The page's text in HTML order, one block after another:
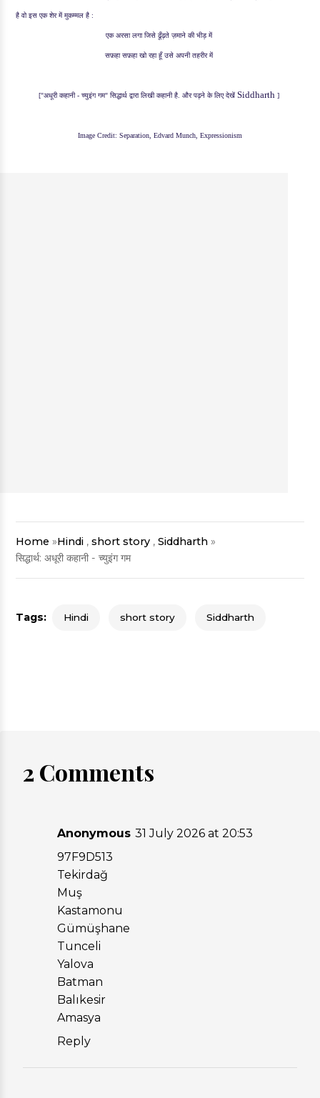
है वो इस एक शेर में मुकम्मल है :
एक अरसा लगा जिसे ढूँढ़ते ज़माने की भीड़ में
सफ़हा सफ़हा खो रहा हूँ उसे अपनी तहरीर में
["अधूरी कहानी - च्युइंग गम" सिद्धार्थ द्वारा लिखीकहानीहै. और पढ़ने के लिए देखें Siddharth ]
Image Credit: Separation, Edvard Munch Expressionism
Home »Hindi ,short story ,Siddharth»
सिद्धार्थ: अधूरी कहानी - च्युइंग गम
Tags: Hindi short story Siddharth
2 Comments
Anonymous 31 July 2026 at 20:53
97F9D513
Tekirdağ
Muş
Kastamonu
Gümüşhane
Tunceli
Yalova
Batman
Balıkesir
Amasya
Reply